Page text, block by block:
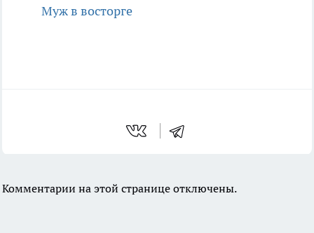
Муж в восторге
Комментарии на этой странице отключены.